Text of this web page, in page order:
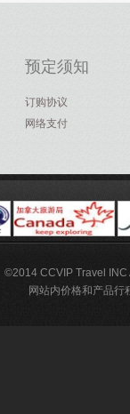
预定须知
订购协议
网络支付
©2014 CCVIP Travel INC
网站内价格和产品行